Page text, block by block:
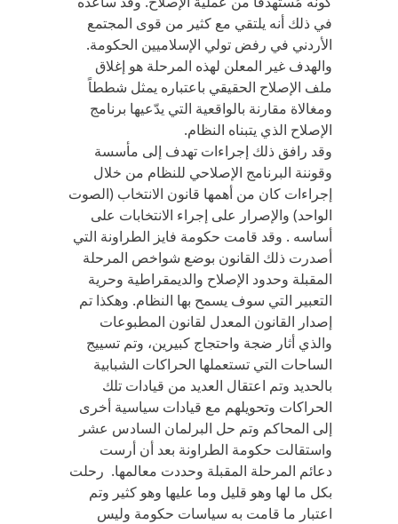
في ذلك أنه يلتقي مع كثير من قوى المجتمع
الأردني في رفض تولي الإسلاميين الحكومة.
والهدف غير المعلن لهذه المرحلة هو إغلاق
ملف الإصلاح الحقيقي باعتباره يمثل شططاً
ومغالاة مقارنة بالواقعية التي يدّعيها برنامج
الإصلاح الذي يتبناه النظام.
وقد رافق ذلك إجراءات تهدف إلى مأسسة
وقوننة البرنامج الإصلاحي للنظام من خلال
إجراءات كان من أهمها قانون الانتخاب (الصوت
الواحد) والإصرار على إجراء الانتخابات على
أساسه . وقد قامت حكومة فايز الطراونة التي
أصدرت ذلك القانون بوضع شواخص المرحلة
المقبلة وحدود الإصلاح والديمقراطية وحرية
التعبير التي سوف يسمح بها النظام. وهكذا تم
إصدار القانون المعدل لقانون المطبوعات
والذي أثار ضجة واحتجاج كبيرين، وتم تسييج
الساحات التي تستعملها الحراكات الشبابية
بالحديد وتم اعتقال العديد من قيادات تلك
الحراكات وتحويلهم مع قيادات سياسية أخرى
إلى المحاكم وتم حل البرلمان السادس عشر
واستقالت حكومة الطراونة بعد أن أرست
دعائم المرحلة المقبلة وحددت معالمها. رحلت
بكل ما لها وهو قليل وما عليها وهو كثير وتم
اعتبار ما قامت به سياسات حكومة وليس